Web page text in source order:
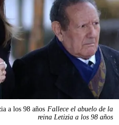
a los 98 años Fallece el abuelo de la
reina Letizia a los 98 años